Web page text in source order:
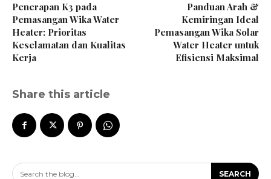
Penerapan K3 pada
Pemasangan Wika Water
Heater: Prioritas
Keselamatan dan Kualitas
Kerja
Panduan Arah &
Kemiringan Ideal
Pemasangan Wika Solar
Water Heater untuk
Efisiensi Maksimal
Share this article
Search the blog... SEARCH